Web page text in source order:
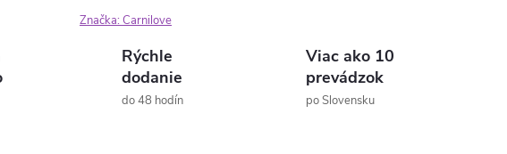
Značka:Carnilove
Rýchle
dodanie
do 48 hodín
Viac ako 10
prevádzok
po Slovensku